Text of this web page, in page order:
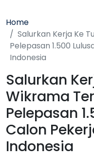
Home
Salurkan Kerja Ke
Pelepasan 1.500
Indonesia
Salurkan
Wikrama
Pelepasan
Calon
Indonesia